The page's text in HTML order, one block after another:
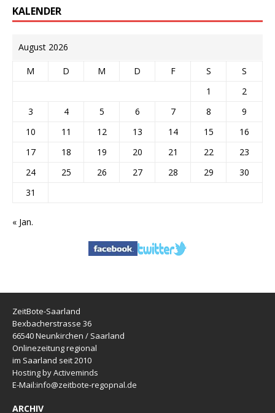
KALENDER
August 2026
M D M D F S
S
1
2
3
4 5 6 7 8
9
10
11 12 13 14 15
16
17
18 19 20 21 22
23
24
25 26 27 28 29
30
31
« Jan.
ZeitBote-Saarland
Bexbacherstrasse 36
66540 Neunkirchen / Saarland
Onlinezeitung regional
im Saarland seit 2010
Hosting by Activeminds
E-Mail:info@zeitbote-regopnal.de
ARCHIV